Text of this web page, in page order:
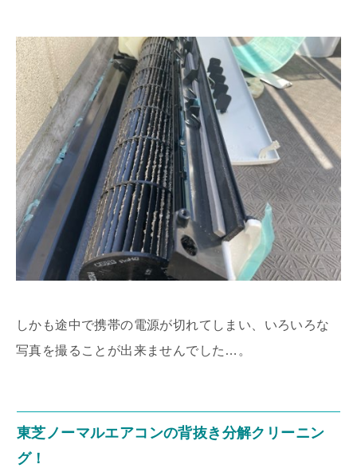
しかも途中で携帯の電源が切れてしまい、いろいろな
写真を撮ることが出来ませんでした…。
東芝ノーマルエアコンの背抜き分解クリーニン
グ！